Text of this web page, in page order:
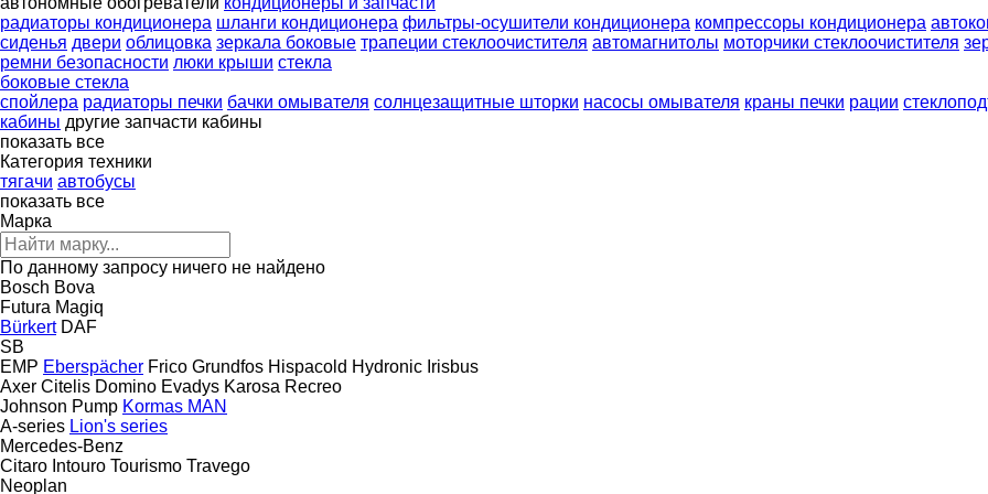
радиаторы кондиционера шланги кондиционера фильтры-осушители кондиционера компрессоры кондиционера
сиденья двери облицовка зеркала боковые трапеции стеклоочистителя автомагнитолы моторчики стеклоочистителя
ремни безопасности люки крыши стекла
боковые стекла
спойлера радиаторы печки бачки омывателя солнцезащитные шторки насосы омывателя краны печки рации
кабины другие запчасти кабины
показать все
Категория техники
тягачи автобусы
показать все
Марка
По данному запросу ничего не найдено
Bosch Bova
Futura Magiq
Bürkert DAF
SB
EMP Eberspächer Frico Grundfos Hispacold Hydronic Irisbus
Axer Citelis Domino Evadys Karosa Recreo
Johnson Pump Kormas MAN
A-series Lion's series
Mercedes-Benz
Citaro Intouro Tourismo Travego
Neoplan